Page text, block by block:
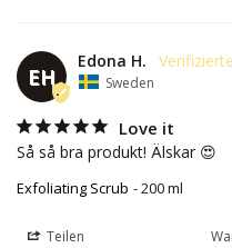
EH
Edona H.
Sweden
Love it
Så så bra produkt! Älskar 😍
Exfoliating Scrub 200 ml
Teilen